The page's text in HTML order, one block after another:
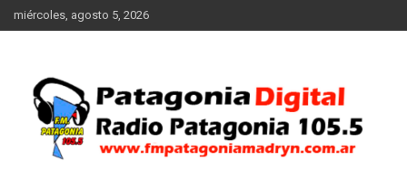
Saltar
al
miércoles, agosto 5, 2026